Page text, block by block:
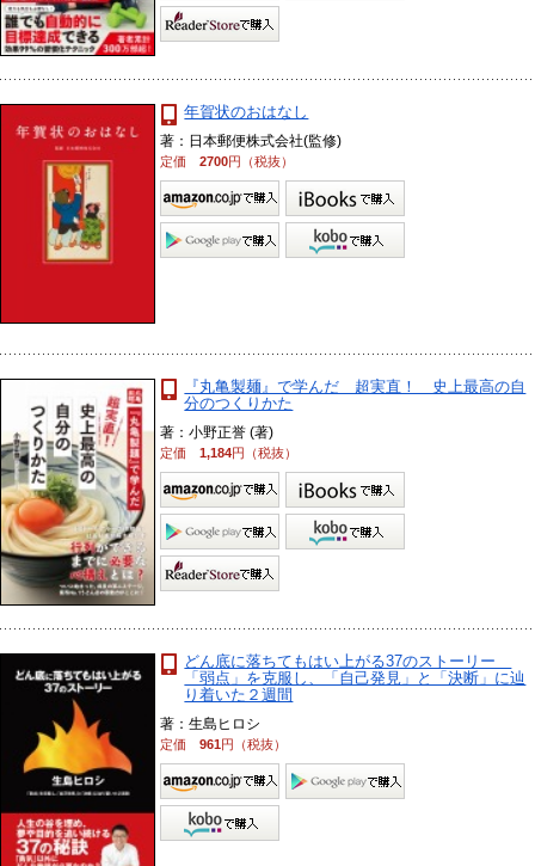
年賀状のおはなし
著：日本郵便株式会社(監修)
定価2700円（税抜）
『丸亀製麺』で学んだ 超実直！ 史上最高の自
分のつくりかた
著：小野正誉 (著)
定価1,184円（税抜）
どん底に落ちてもはい上がる37のストーリー
「弱点」を克服し、「自己発見」と「決断」に辿
り着いた２週間
著：生島ヒロシ
定価961円（税抜）